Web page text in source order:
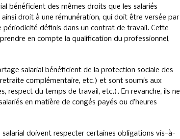
bénéficient des mêmes droits que les salariés
droit à une rémunération, qui doit être versée par
définis dans un contrat de travail. Cette
en compte la qualification du professionnel,
salarial bénéficient de la protection sociale des
complémentaire, etc.) et sont soumis aux
respect du temps de travail, etc.). En revanche, ils ne
en matière de congés payés ou d’heures
doivent respecter certaines obligations vis-à-